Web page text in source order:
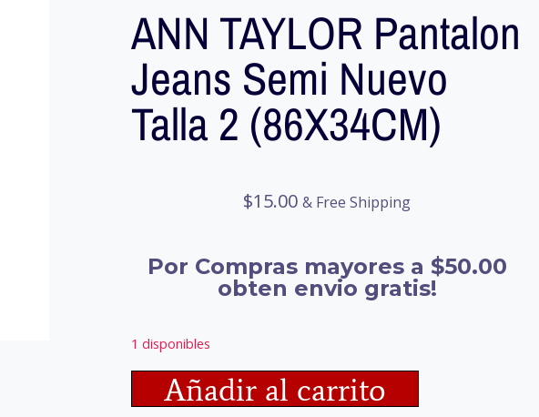
ANN TAYLOR Pantalon
Jeans Semi Nuevo
Talla 2 (86X34CM)
$15.00 & Free Shipping
Por Compras mayores a $50.00
obten envio gratis!
1 disponibles
Añadir al carrito